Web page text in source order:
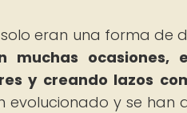
eran una forma de
muchas ocasiones,
y creando lazos
evolucionado y se